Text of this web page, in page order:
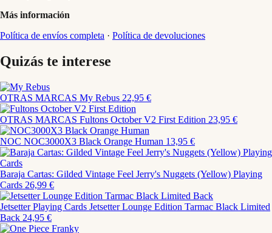
Más información
Política de envíos completa · Política de devoluciones
Quizás te interese
OTRAS MARCAS My Rebus 22,95 €
OTRAS MARCAS Fultons October V2 First Edition 23,95 €
NOC NOC3000X3 Black Orange Human 13,95 €
Baraja Cartas: Gilded Vintage Feel Jerry's Nuggets (Yellow) Playing
Cards 26,99 €
Jetsetter Playing Cards Jetsetter Lounge Edition Tarmac Black Limited
Back 24,95 €